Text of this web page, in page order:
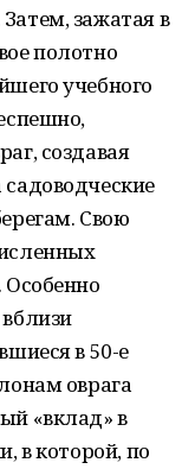
зажатая в
полотно
учебного
создавая
Свою
Особенно
в 50-е
оврага
«вклад» в
в которой, по